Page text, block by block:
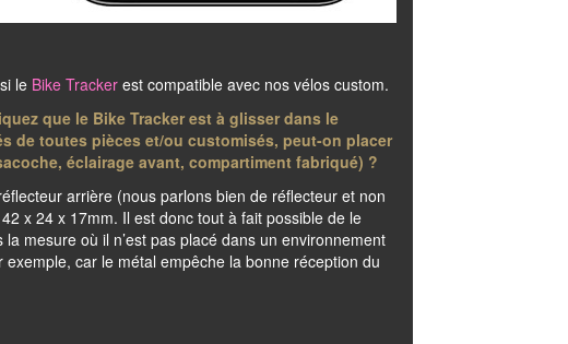
le Bike Tracker est compatible avec nos vélos custom.
que le Bike Tracker est à glisser dans le
de toutes pièces et/ou customisés, peut-on placer
éclairage avant, compartiment fabriqué) ?
arrière (nous parlons bien de réflecteur et non
x 24 x 17mm. Il est donc tout à fait possible de le
mesure où il n’est pas placé dans un environnement
car le métal empêche la bonne réception du